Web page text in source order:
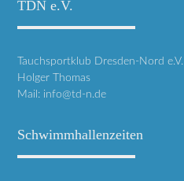
TDN e.V.
Tauchsportklub Dresden-Nord e.V.
Holger Thomas
Mail: info@td-n.de
Schwimmhallenzeiten